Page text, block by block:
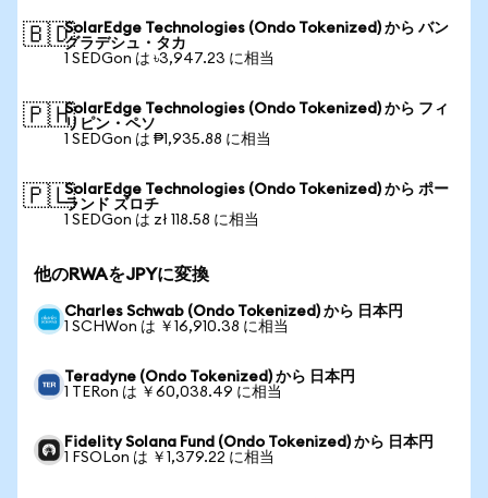
🇧🇩SolarEdge Technologies (Ondo Tokenized) から バン
グラデシュ・タカ
1 SEDGon は ৳3,947.23 に相当
🇵🇭SolarEdge Technologies (Ondo Tokenized) から フィ
リピン・ペソ
1 SEDGon は ₱1,935.88 に相当
🇵🇱SolarEdge Technologies (Ondo Tokenized) から ポー
ランド ズロチ
1 SEDGon は zł 118.58 に相当
他のRWAをJPYに変換
Charles Schwab (Ondo Tokenized) から 日本円
1 SCHWon は ￥16,910.38 に相当
Teradyne (Ondo Tokenized) から 日本円
1 TERon は ￥60,038.49 に相当
Fidelity Solana Fund (Ondo Tokenized) から 日本円
1 FSOLon は ￥1,379.22 に相当